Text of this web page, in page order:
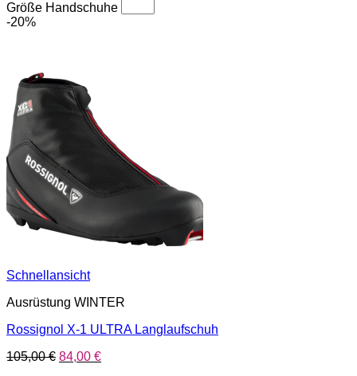
Größe Handschuhe
-20%
Schnellansicht
Ausrüstung WINTER
Rossignol X-1 ULTRA Langlaufschuh
105,00€ Ursprünglicher
84,00 €Aktueller